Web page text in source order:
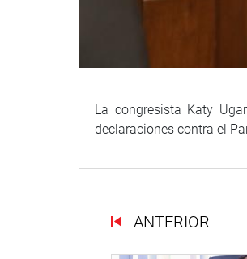
La congresista Katy
declaraciones contra el
ANTERIOR